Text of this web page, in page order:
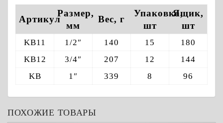
Артикул
Размер,
мм
Вес, г
Упаковка,
шт
Ящик,
шт
KB11 1/2″ 140 15
180
KB12
3/4″ 207 12
144
KB
1″ 339 8 96
ПОХОЖИЕ ТОВАРЫ